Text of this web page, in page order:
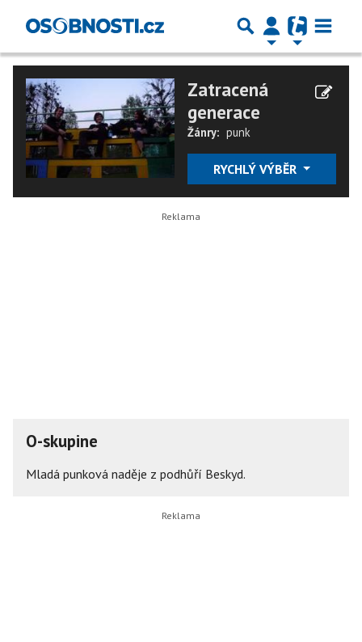
Zatracená
generace
Žánry: punk
RYCHLÝ VÝBĚR
O-skupine
Mladá punková naděje z podhůří Beskyd.